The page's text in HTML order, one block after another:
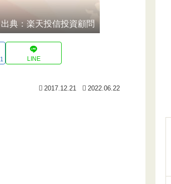
出典：楽天投信投資顧問
1 LINE
2017.12.21 2022.06.22